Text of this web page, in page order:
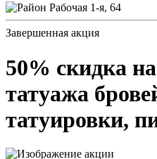
Рабочая 1-я, 64
Завершенная акция
50% скидка
татуажа
татуировки,